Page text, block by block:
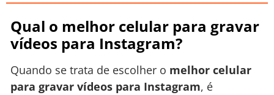
Qual o melhor celular para gravar
vídeos para Instagram?
Quando se trata de escolher o melhor celular
para gravar vídeos para Instagram, é